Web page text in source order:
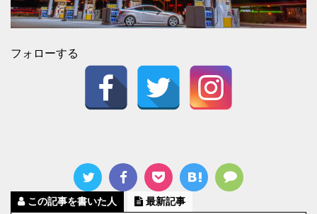
フォローする
この記事を書いた人 最新記事